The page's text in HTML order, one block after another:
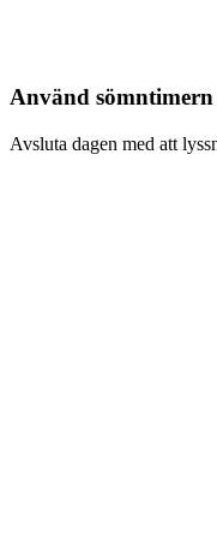
Använd sömntimern
Avsluta dagen med att